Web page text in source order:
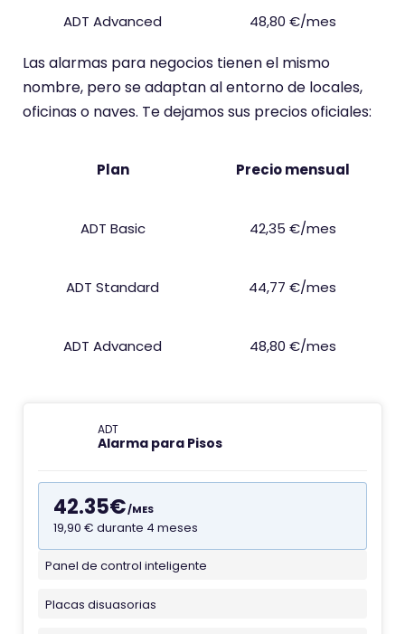
ADT Advanced 48,80 €/mes
Las alarmas para negocios tienen el mismo
nombre, pero se adaptan al entorno de locales,
oficinas o naves. Te dejamos sus precios oficiales:
Plan Precio mensual
ADT Basic 42,35 €/mes
ADT Standard 44,77 €/mes
ADT Advanced 48,80 €/mes
a
ADT
Alarma para Pisos
42.35€/MES
19,90 € durante 4 meses
Panel de control inteligente
Placas disuasorias